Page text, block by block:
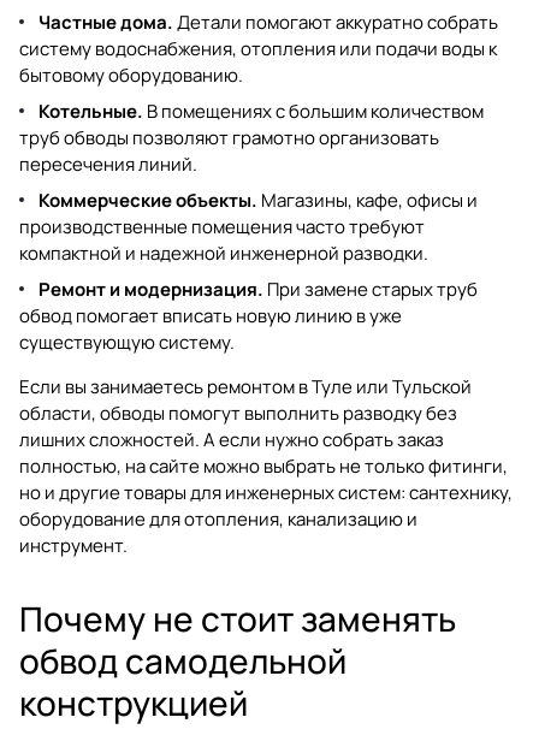
Частные дома.Детали помогают аккуратно собрать
систему водоснабжения, отопления или подачи воды к
бытовому оборудованию.
Котельные. В помещениях с большим количеством
труб обводы позволяют грамотно организовать
пересечения линий.
Коммерческие объекты. Магазины, кафе, офисы и
производственные помещения часто требуют
компактной и надежной инженерной разводки.
Ремонт и модернизация. При замене старых труб
обвод помогает вписать новую линию в уже
существующую систему.
Если вы занимаетесь ремонтом в Туле или Тульской
области, обводы помогут выполнить разводку без
лишних сложностей. А если нужно собрать заказ
полностью, на сайте можно выбрать не только фитинги,
но и другие товары для инженерных систем:сантехнику,
оборудование для отопления, канализациюи
инструмент.
Почему не стоит заменять
обвод самодельной
конструкцией